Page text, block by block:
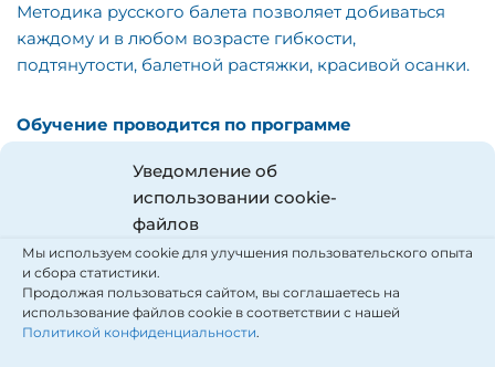
Уведомление об
использовании cookie-
файлов
Мы используем cookie для улучшения пользовательского опыта
и сбора статистики.
Продолжая пользоваться сайтом, вы соглашаетесь на
использование файлов cookie в соответствии с нашей
Политикой конфиденциальности.
Методика русского балета позволяет добиваться
каждому и в любом возрасте гибкости,
подтянутости, балетной растяжки, красивой осанки.
Обучение проводится по программе
классический танец;
народно-сценический танец;
историко-бытовой танец;
современный танец;